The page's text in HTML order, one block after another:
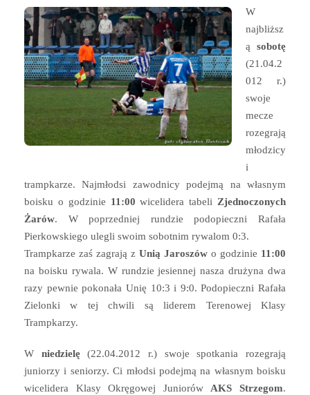
W
najbliższ
ą sobotę
(21.04.2
012 r.)
swoje
mecze
rozegrają
młodzicy
i
trampkarze. Najmłodsi zawodnicy podejmą na własnym
boisku o godzinie 11:00 wicelidera tabeli Zjednoczonych
Żarów. W poprzedniej rundzie podopieczni Rafała
Pierkowskiego ulegli swoim sobotnim rywalom 0:3.
Trampkarze zaś zagrają z Unią Jaroszów o godzinie 11:00
na boisku rywala. W rundzie jesiennej nasza drużyna dwa
razy pewnie pokonała Unię 10:3 i 9:0. Podopieczni Rafała
Zielonki w tej chwili są liderem Terenowej Klasy
Trampkarzy.
W niedzielę(22.04.2012 r.) swoje spotkania rozegrają
juniorzy i seniorzy. Ci młodsi podejmą na własnym boisku
wicelidera Klasy Okręgowej JuniorówAKS Strzegom.